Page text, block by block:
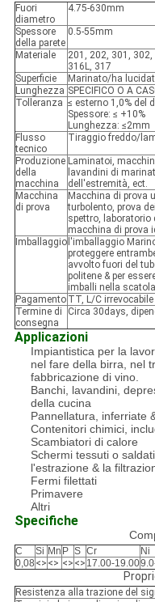
Fuori
diametro
4.75-630mm
Spessore
della parete
0.5-55mm
Materiale
201, 202, 301,
316L, 317
Superficie
Marinato/ha
Lunghezza SPECIFICO O A
Tolleranza ≤ esterno 1,0% del
Spessore: ≤ +10%
Lunghezza: ≤2mm
Flusso
tecnico
Tiraggio freddo/
Produzione
della
macchina
Laminatoi,
lavandini di
dell'estremità, ect.
Macchina
di prova
Macchina di prova
turbolento, prova
spettro, laboratorio
macchina di prova
Imballaggio l'imballaggio
proteggere
avvolto fuori del
politene & per
imballi nella
Pagamento TT, L/C
Termine di
consegna
Circa 30days,
Applicazioni
Impiantistica per la
nel fare della birra, nel
fabbricazione di vino.
Banchi, lavandini,
della cucina
Pannellatura, inferriate
Contenitori chimici,
Scambiatori di calore
Schermi tessuti o
l'estrazione & la
Fermi filettati
Primavere
Altri
Specifiche
C Si Mn P S Cr Ni
0,08 <> <> <> <> 17.00-19.00
Resistenza alla trazione del